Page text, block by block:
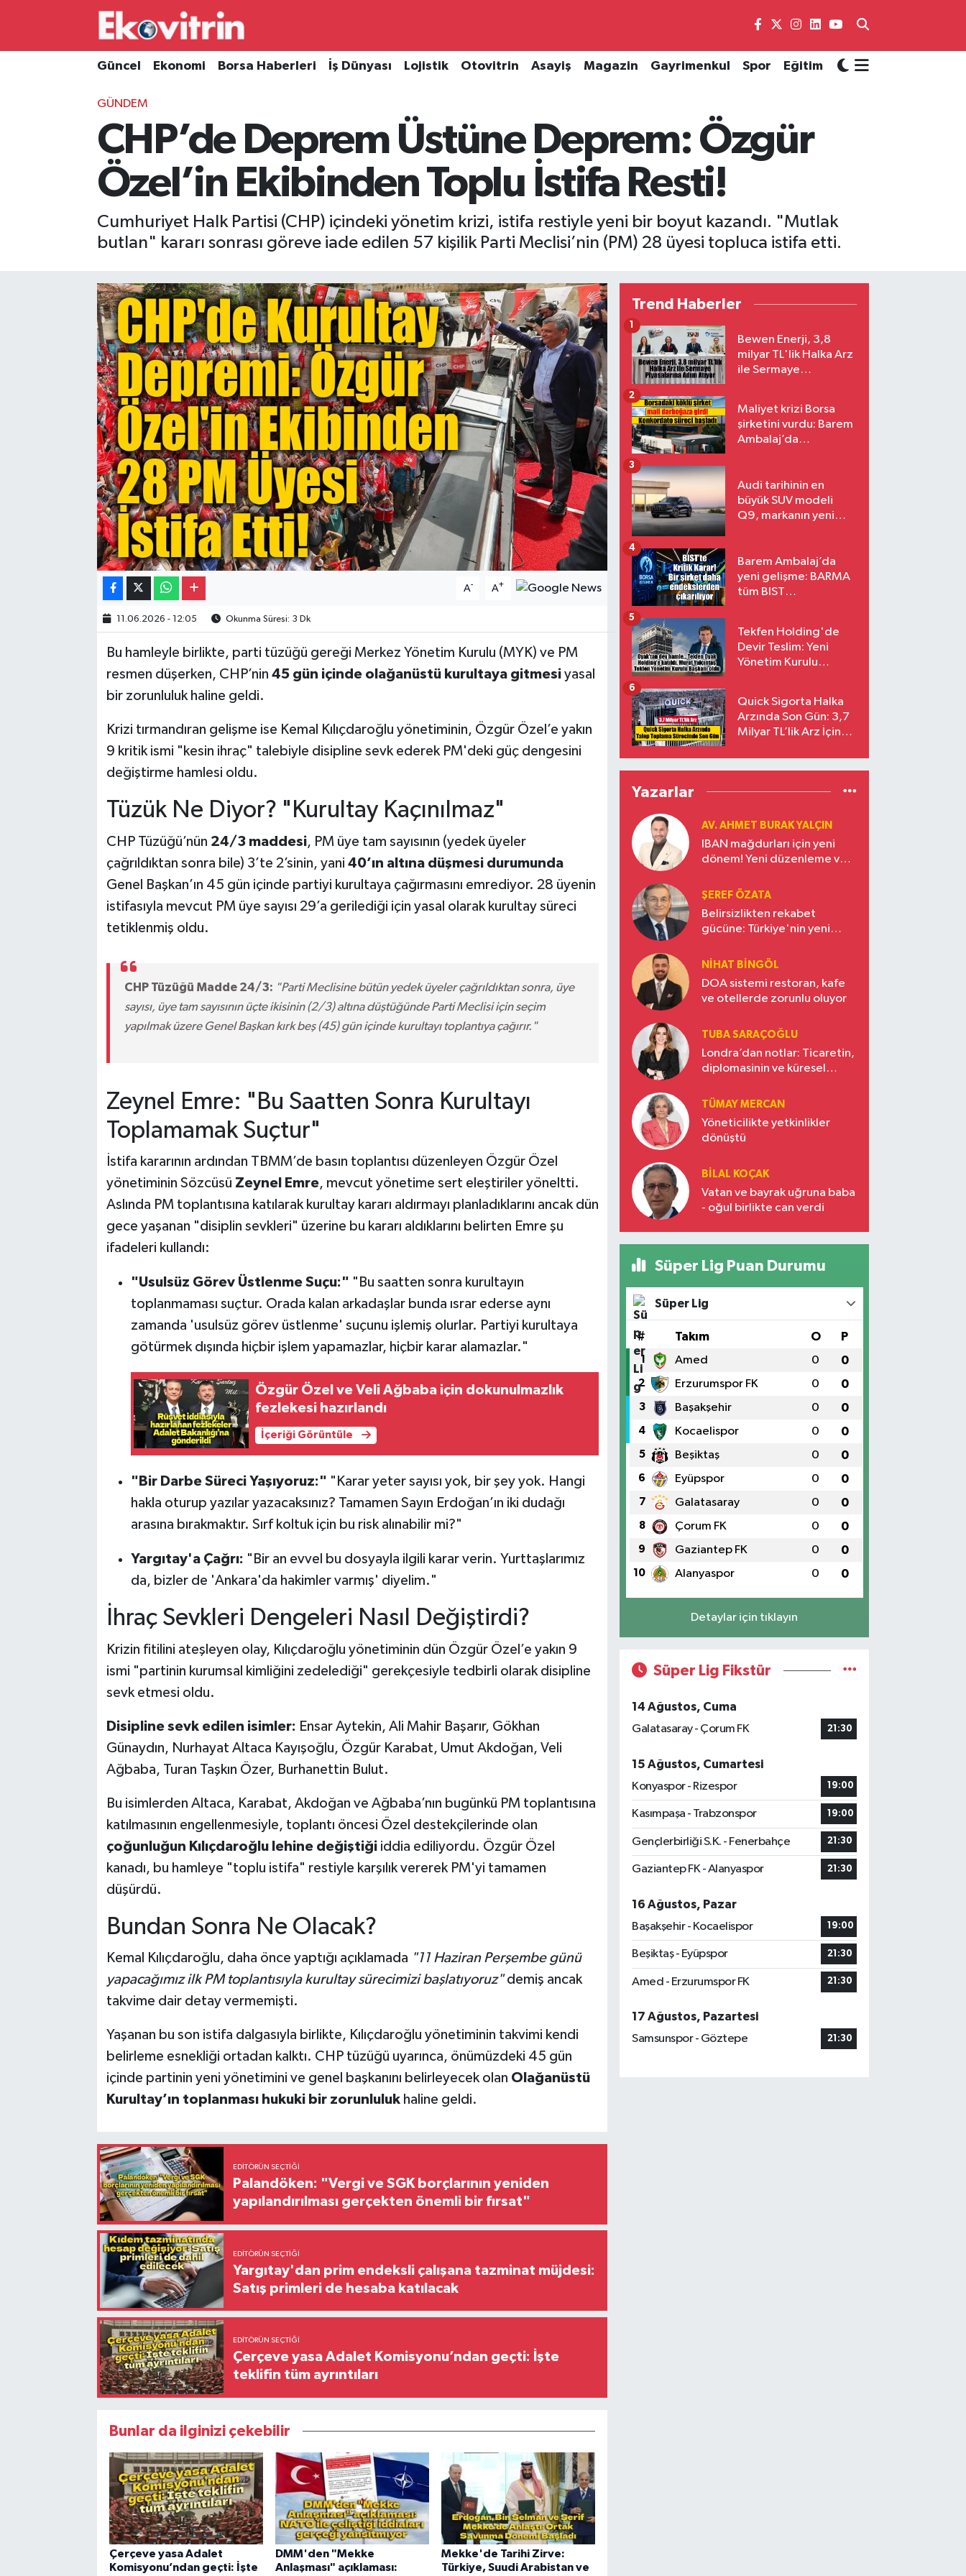
Güncel Ekonomi Borsa Haberleri İş Dünyası Lojistik Otovitrin Asayiş Magazin Gayrimenkul Spor Eğitim
GÜNDEM
CHP’de Deprem Üstüne Deprem: Özgür
Özel’in Ekibinden Toplu İstifa Resti!
Cumhuriyet Halk Partisi (CHP) içindeki yönetim krizi, istifa restiyle yeni bir boyut kazandı. "Mutlak
butlan" kararı sonrası göreve iade edilen 57 kişilik Parti Meclisi’nin (PM) 28 üyesi topluca istifa etti.
A- A+
11.06.2026 - 12:05 Okunma Süresi: 3 Dk
Bu hamleyle birlikte, parti tüzüğü gereği Merkez Yönetim Kurulu (MYK) ve PM
resmen düşerken, CHP’nin 45 gün içinde olağanüstü kurultaya gitmesiyasal
bir zorunluluk haline geldi.
Krizi tırmandıran gelişme ise Kemal Kılıçdaroğlu yönetiminin, Özgür Özel’e yakın
9 kritik ismi "kesin ihraç" talebiyle disipline sevk ederek PM'deki güç dengesini
değiştirme hamlesi oldu.
Tüzük Ne Diyor? "Kurultay Kaçınılmaz"
CHP Tüzüğü’nün 24/3 maddesi, PM üye tam sayısının (yedek üyeler
çağrıldıktan sonra bile) 3’te 2’sinin, yani 40’ın altına düşmesi durumunda
Genel Başkan’ın 45 gün içinde partiyi kurultaya çağırmasını emrediyor. 28 üyenin
istifasıyla mevcut PM üye sayısı 29’a gerilediği için yasal olarak kurultay süreci
tetiklenmiş oldu.
CHP Tüzüğü Madde 24/3: "Parti Meclisine bütün yedek üyeler çağrıldıktan sonra, üye
sayısı, üye tam sayısının üçte ikisinin (2/3) altına düştüğünde Parti Meclisi için seçim
yapılmak üzere Genel Başkan kırk beş (45) gün içinde kurultayı toplantıya çağırır."
Zeynel Emre: "Bu Saatten Sonra Kurultayı
Toplamamak Suçtur"
İstifa kararının ardından TBMM’de basın toplantısı düzenleyen Özgür Özel
yönetiminin Sözcüsü Zeynel Emre, mevcut yönetime sert eleştiriler yöneltti.
Aslında PM toplantısına katılarak kurultay kararı aldırmayı planladıklarını ancak dün
gece yaşanan "disiplin sevkleri" üzerine bu kararı aldıklarını belirten Emre şu
ifadeleri kullandı:
"Usulsüz Görev Üstlenme Suçu:" "Bu saatten sonra kurultayın
toplanmaması suçtur. Orada kalan arkadaşlar bunda ısrar ederse aynı
zamanda 'usulsüz görev üstlenme' suçunu işlemiş olurlar. Partiyi kurultaya
götürmek dışında hiçbir işlem yapamazlar, hiçbir karar alamazlar."
Özgür Özel ve Veli Ağbaba için dokunulmazlık
fezlekesi hazırlandı
İçeriği Görüntüle
"Bir Darbe Süreci Yaşıyoruz:" "Karar yeter sayısı yok, bir şey yok. Hangi
hakla oturup yazılar yazacaksınız? Tamamen Sayın Erdoğan’ın iki dudağı
arasına bırakmaktır. Sırf koltuk için bu risk alınabilir mi?"
Yargıtay'a Çağrı: "Bir an evvel bu dosyayla ilgili karar verin. Yurttaşlarımız
da, bizler de 'Ankara'da hakimler varmış' diyelim."
İhraç Sevkleri Dengeleri Nasıl Değiştirdi?
Krizin fitilini ateşleyen olay, Kılıçdaroğlu yönetiminin dün Özgür Özel’e yakın 9
ismi "partinin kurumsal kimliğini zedelediği" gerekçesiyle tedbirli olarak disipline
sevk etmesi oldu.
Disipline sevk edilen isimler: Ensar Aytekin, Ali Mahir Başarır, Gökhan
Günaydın, Nurhayat Altaca Kayışoğlu, Özgür Karabat, Umut Akdoğan, Veli
Ağbaba, Turan Taşkın Özer, Burhanettin Bulut.
Bu isimlerden Altaca, Karabat, Akdoğan ve Ağbaba’nın bugünkü PM toplantısına
katılmasının engellenmesiyle, toplantı öncesi Özel destekçilerinde olan
çoğunluğun Kılıçdaroğlu lehine değiştiğiiddia ediliyordu. Özgür Özel
kanadı, bu hamleye "toplu istifa" restiyle karşılık vererek PM'yi tamamen
düşürdü.
Bundan Sonra Ne Olacak?
Kemal Kılıçdaroğlu, daha önce yaptığı açıklamada "11 Haziran Perşembe günü
yapacağımız ilk PM toplantısıyla kurultay sürecimizi başlatıyoruz"demiş ancak
takvime dair detay vermemişti.
Yaşanan bu son istifa dalgasıyla birlikte, Kılıçdaroğlu yönetiminin takvimi kendi
belirleme esnekliği ortadan kalktı. CHP tüzüğü uyarınca, önümüzdeki 45 gün
içinde partinin yeni yönetimini ve genel başkanını belirleyecek olan Olağanüstü
Kurultay’ın toplanması hukuki bir zorunlulukhaline geldi.
EDITÖRÜN SEÇTIĞI
Palandöken: "Vergi ve SGK borçlarının yeniden
yapılandırılması gerçekten önemli bir fırsat"
EDITÖRÜN SEÇTIĞI
Yargıtay'dan prim endeksli çalışana tazminat müjdesi:
Satış primleri de hesaba katılacak
EDITÖRÜN SEÇTIĞI
Çerçeve yasa Adalet Komisyonu’ndan geçti: İşte
teklifin tüm ayrıntıları
Bunlar da ilginizi çekebilir
Çerçeve yasa Adalet
Komisyonu’ndan geçti: İşte
DMM'den "Mekke
Anlaşması" açıklaması:
Mekke'de Tarihi Zirve:
Türkiye, Suudi Arabistan ve
Trend Haberler
Bewen Enerji, 3,8
milyar TL'lik Halka Arz
ile Sermaye
Maliyet krizi Borsa
şirketini vurdu: Barem
Ambalaj’da
2
Audi tarihinin en
büyük SUV modeli
Q9, markanın yeni
3
Barem Ambalaj’da
yeni gelişme: BARMA
tüm BIST
4
Tekfen Holding'de
Devir Teslim: Yeni
Yönetim Kurulu
5
Quick Sigorta Halka
Arzında Son Gün: 3,7
Milyar TL’lik Arz İçin
Eriyor
6
Yazarlar
AV. AHMET BURAK YALÇIN
IBAN mağdurları için yeni
dönem! Yeni düzenleme ve
ŞEREF ÖZATA
Belirsizlikten rekabet
gücüne: Türkiye'nin yeni
NIHAT BINGÖL
DOA sistemi restoran, kafe
ve otellerde zorunlu oluyor
TUBA SARAÇOĞLU
Londra’dan notlar: Ticaretin,
diplomasinin ve küresel
Türkiye’nin yükselen gücü
TÜMAY MERCAN
Yöneticilikte yetkinlikler
dönüştü
BILAL KOÇAK
Vatan ve bayrak uğruna baba
- oğul birlikte can verdi
Süper Lig Puan Durumu
Süper Lig
# Takım O P
1 Amed 0 0
2 Erzurumspor FK 0 0
3 Başakşehir 0 0
4 Kocaelispor 0 0
5 Beşiktaş 0 0
6 Eyüpspor 0 0
7 Galatasaray 0 0
8 Çorum FK 0 0
9 Gaziantep FK 0 0
10 Alanyaspor 0 0
Detaylar için tıklayın
Süper Lig Fikstür
14 Ağustos, Cuma
Galatasaray - Çorum FK
21:30
15 Ağustos, Cumartesi
Konyaspor - Rizespor
19:00
Kasımpaşa - Trabzonspor 19:00
Gençlerbirliği S.K. - Fenerbahçe 21:30
Gaziantep FK - Alanyaspor 21:30
16 Ağustos, Pazar
Başakşehir - Kocaelispor
19:00
Beşiktaş - Eyüpspor 21:30
Amed - Erzurumspor FK 21:30
17 Ağustos, Pazartesi
Samsunspor - Göztepe
21:30
Güncel
Borsa Haberleri
Gayrimenkul
Hava Durumu
Süper Lig Puan Durumu ve Fikstür
Tüm Manşetler
Son Dakika Haberleri
Haber Arşivi